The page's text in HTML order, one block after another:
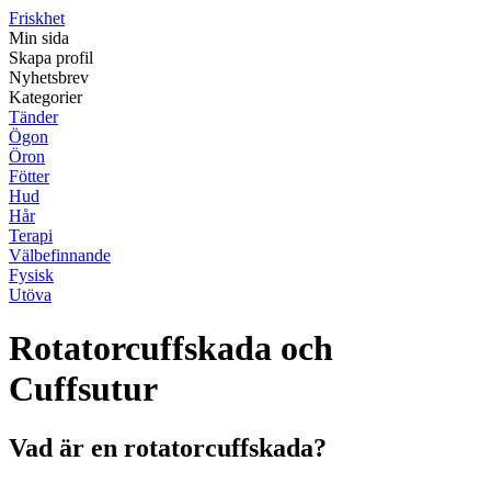
Friskhet
Min sida
Skapa profil
Nyhetsbrev
Kategorier
Tänder
Ögon
Öron
Fötter
Hud
Hår
Terapi
Välbefinnande
Fysisk
Utöva
Rotatorcuffskada och
Cuffsutur
Vad är en rotatorcuffskada?